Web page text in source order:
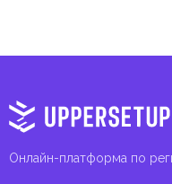
Онлайн-платформа по